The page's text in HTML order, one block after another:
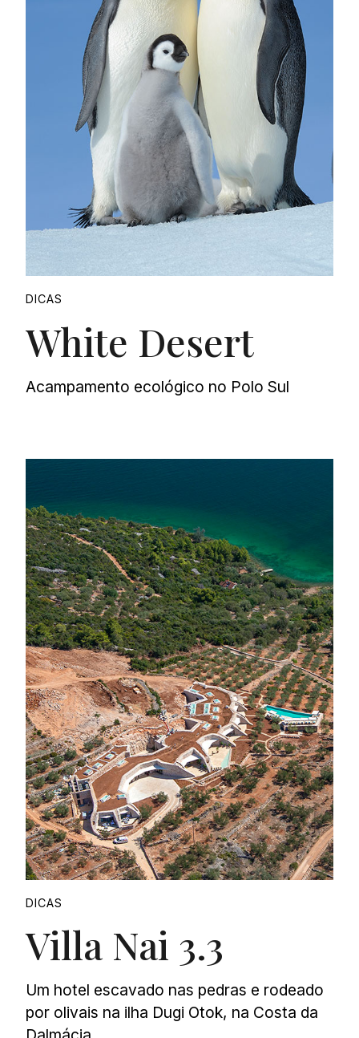
DICAS
White Desert
Acampamento ecológico no Polo Sul
DICAS
Villa Nai 3.3
Um hotel escavado nas pedras e rodeado
por olivais na ilha Dugi Otok, na Costa da